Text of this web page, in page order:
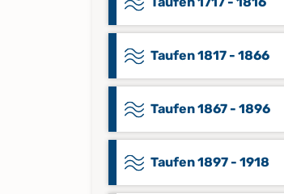
Taufen 1817 - 1866
Taufen 1867 - 1896
Taufen 1897 - 1918